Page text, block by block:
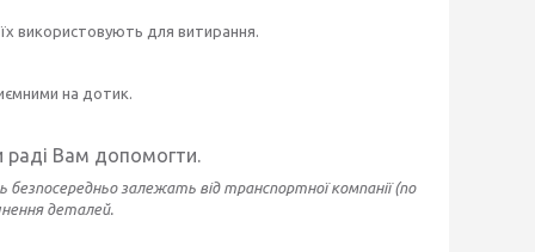
використовують для витирання.
на дотик.
раді Вам допомогти.
безпосередньо залежать від транспортної компанії (по
деталей.